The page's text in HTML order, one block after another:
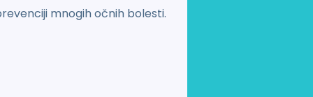
mnogih očnih bolesti.